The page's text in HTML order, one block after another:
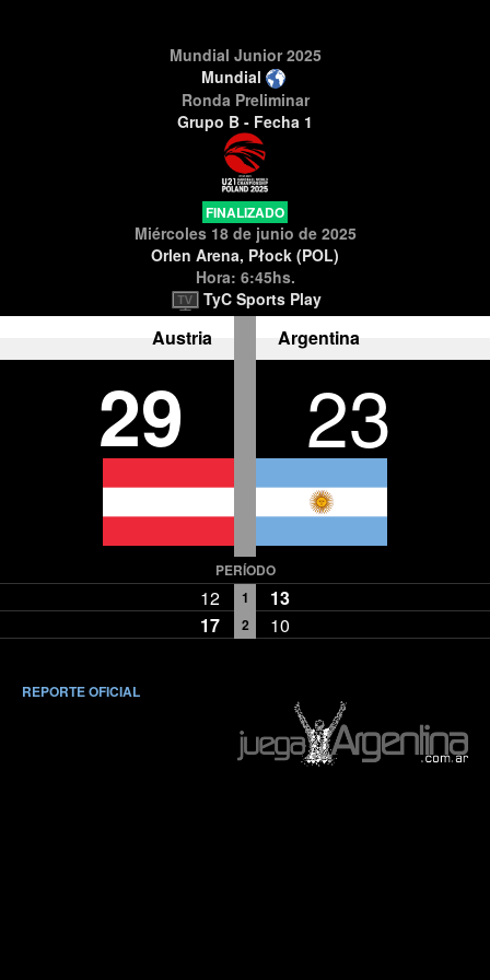
Mundial Junior 2025
Mundial
Ronda Preliminar
Grupo B - Fecha 1
FINALIZADO
Miércoles 18 de junio de 2025
Orlen Arena, Płock (POL)
Hora: 6:45hs.
TyC Sports Play
Austria Argentina
29 23
PERÍODO
12 1
13
17
2 10
REPORTE OFICIAL